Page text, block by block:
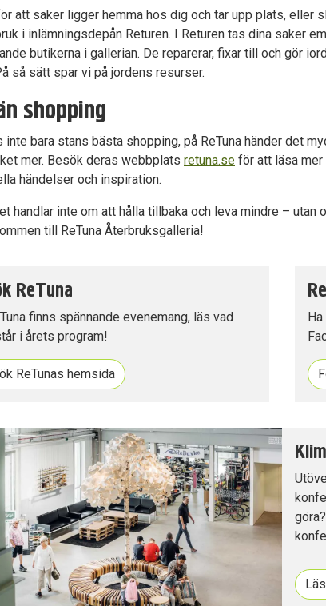
att saker ligger hemma hos dig och tar upp plats, eller
i inlämningsdepån Returen. I Returen tas dina saker
butikerna i gallerian. De reparerar, fixar till och gör
så sätt spar vi på jordens resurser.
shopping
inte bara stans bästa shopping, på ReTuna händer det
mer. Besök deras webbplats retuna.se för att läsa mer
händelser och inspiration.
handlar inte om att hålla tillbaka och leva mindre –
till ReTuna Återbruksgalleria!
ReTuna
finns spännande evenemang, läs vad
i årets program!
ReTunas hemsida